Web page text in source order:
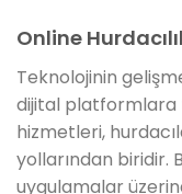
Online
Teknolojinin
dijital platformlara
hizmetleri,
yollarından biridir.
uygulamalar